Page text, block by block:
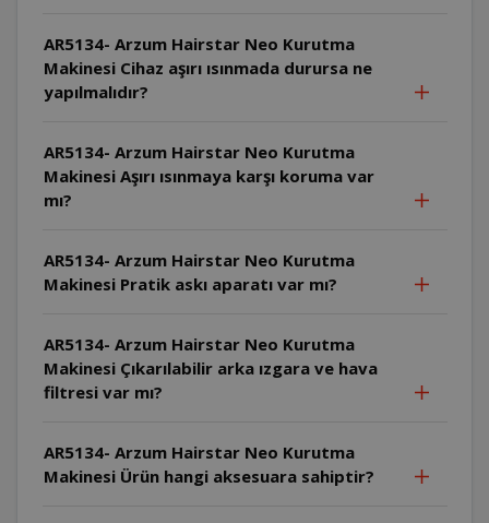
AR5134- Arzum Hairstar Neo Kurutma
Makinesi Cihaz aşırı ısınmada durursa ne
yapılmalıdır?
AR5134- Arzum Hairstar Neo Kurutma
Makinesi Aşırı ısınmaya karşı koruma var
mı?
AR5134- Arzum Hairstar Neo Kurutma
Makinesi Pratik askı aparatı var mı?
AR5134- Arzum Hairstar Neo Kurutma
Makinesi Çıkarılabilir arka ızgara ve hava
filtresi var mı?
AR5134- Arzum Hairstar Neo Kurutma
Makinesi Ürün hangi aksesuara sahiptir?